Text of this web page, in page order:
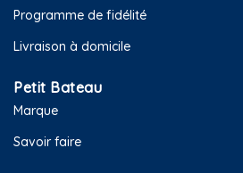
Programme de fidélité
Livraison à domicile
Petit Bateau
Marque
Savoir faire